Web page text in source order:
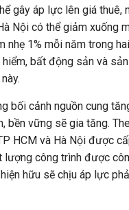
gây áp lực lên giá thuê,
Nội có thể giảm xuống
nhẹ 1% mỗi năm trong
bất động sản và
bối cảnh nguồn cung
bền vững sẽ gia tăng.
HCM và Hà Nội được
lượng công trình được
hữu sẽ chịu áp lực